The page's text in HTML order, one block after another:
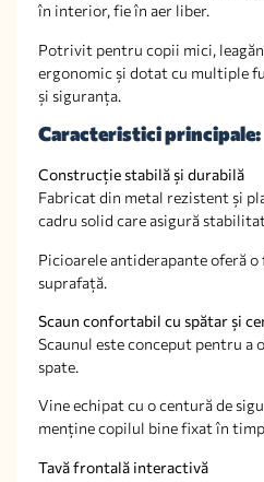
în interior, fie în aer liber.
Potrivit pentru copii mici,
ergonomic și dotat cu multiple
și siguranța.
Caracteristici principale:
Construcție stabilă și durabilă
Fabricat din metal rezistent și
cadru solid care asigură
Picioarele antiderapante oferă
suprafață.
Scaun confortabil cu spătar și
Scaunul este conceput pentru
spate.
Vine echipat cu o centură de
menține copilul bine fixat în
Tavă frontală interactivă